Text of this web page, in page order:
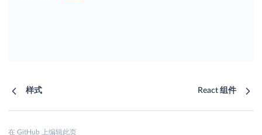
样式 React 组件
在 GitHub 上编辑此页